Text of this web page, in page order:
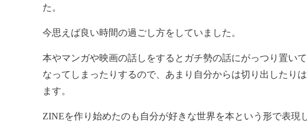
た。
今思えば良い時間の過ごし方をしていました。
本やマンガや映画の話しをするとガチ勢の話にがっつり置い
なってしまったりするので、あまり自分からは切り出したり
ます。
ZINEを作り始めたのも自分が好きな世界を本という形で表現